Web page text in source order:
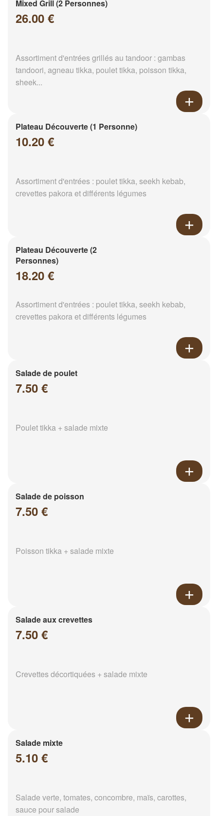
Mixed Grill (2 Personnes)
26.00 €
Assortiment d'entrées grillés au tandoor : gambas
tandoori, agneau tikka, poulet tikka, poisson tikka,
sheek...
Plateau Découverte (1 Personne)
10.20 €
Assortiment d'entrées : poulet tikka, seekh kebab,
crevettes pakora et différents légumes
Plateau Découverte (2
Personnes)
18.20 €
Assortiment d'entrées : poulet tikka, seekh kebab,
crevettes pakora et différents légumes
Salade de poulet
7.50 €
Poulet tikka + salade mixte
Salade de poisson
7.50 €
Poisson tikka + salade mixte
Salade aux crevettes
7.50 €
Crevettes décortiquées + salade mixte
Salade mixte
5.10 €
Salade verte, tomates, concombre, maïs, carottes,
sauce pour salade